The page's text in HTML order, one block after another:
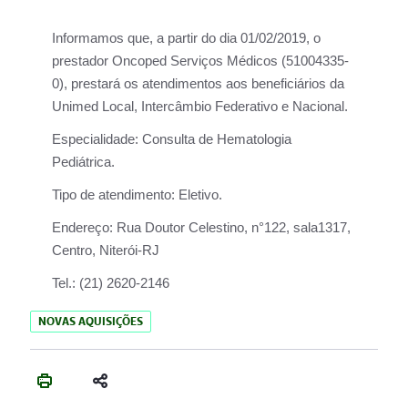
Informamos que, a partir do dia 01/02/2019, o
prestador Oncoped Serviços Médicos (51004335-
0), prestará os atendimentos aos beneficiários da
Unimed Local, Intercâmbio Federativo e Nacional.
Especialidade: Consulta de Hematologia
Pediátrica.
Tipo de atendimento: Eletivo.
Endereço: Rua Doutor Celestino, n°122, sala1317,
Centro, Niterói-RJ
Tel.: (21) 2620-2146
NOVAS AQUISIÇÕES